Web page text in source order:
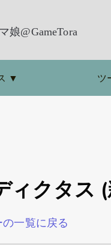
娘@GameTora
▼ ツ
ィクタス
一覧に戻る